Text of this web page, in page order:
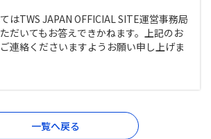
はTWS JAPAN OFFICIAL SITE運営事務局
だいてもお答えできかねます。上記のお
連絡くださいますようお願い申し上げま
一覧へ戻る